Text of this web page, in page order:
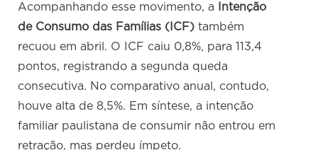
Acompanhando esse movimento, a
Intenção
de Consumo das Famílias (ICF) também
recuou em abril. O ICF caiu 0,8%, para 113,4
pontos, registrando a segunda queda
consecutiva. No comparativo anual, contudo,
houve alta de 8,5%. Em síntese, a intenção
familiar paulistana de consumir não entrou em
retração, mas perdeu ímpeto.